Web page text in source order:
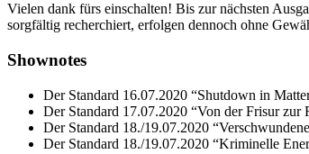
Vielen dank fürs einschalten! Bis zur nächsten
sorgfältig recherchiert, erfolgen dennoch ohne
Shownotes
Der Standard 16.07.2020 “Shutdown in
Der Standard 17.07.2020 “Von der Frisur zur
Der Standard 18./19.07.2020
Der Standard 18./19.07.2020 “Kriminelle